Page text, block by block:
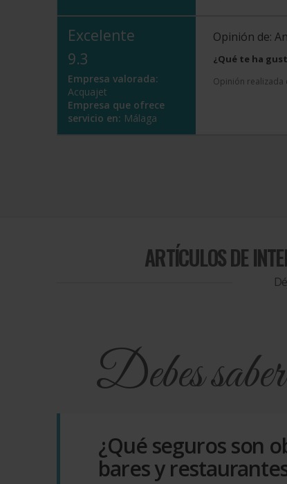
Excelente
9.3
Empresa valorada:
Acquajet
Empresa que ofrece
servicio en: Málaga
Opinión de:
¿Qué te ha
Opinión realizada
ARTÍCULOS DE
Debes
¿Qué seguros son
bares y